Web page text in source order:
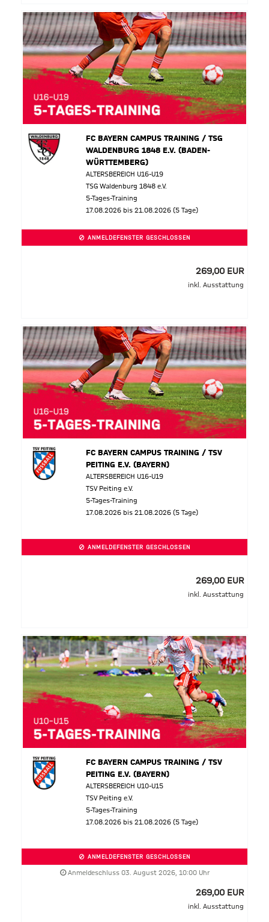
FC BAYERN CAMPUS TRAINING / TSG
WALDENBURG 1848 E.V. (BADEN-
WÜRTTEMBERG)
ALTERSBEREICH U16-U19
TSG Waldenburg 1848 e.V.
5-Tages-Training
17.08.2026 bis 21.08.2026 (5 Tage)
ANMELDEFENSTER GESCHLOSSEN
269,00 EUR
inkl. Ausstattung
FC BAYERN CAMPUS TRAINING / TSV
PEITING E.V. (BAYERN)
ALTERSBEREICH U16-U19
TSV Peiting e.V.
5-Tages-Training
17.08.2026 bis 21.08.2026 (5 Tage)
ANMELDEFENSTER GESCHLOSSEN
269,00 EUR
inkl. Ausstattung
FC BAYERN CAMPUS TRAINING / TSV
PEITING E.V. (BAYERN)
ALTERSBEREICH U10-U15
TSV Peiting e.V.
5-Tages-Training
17.08.2026 bis 21.08.2026 (5 Tage)
ANMELDEFENSTER GESCHLOSSEN
Anmeldeschluss 03. August 2026, 10:00 Uhr
269,00 EUR
inkl. Ausstattung